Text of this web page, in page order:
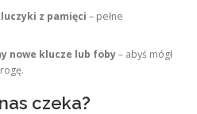
z pamięci – pełne
nowe klucze lub foby– abyś mógł
czeka?